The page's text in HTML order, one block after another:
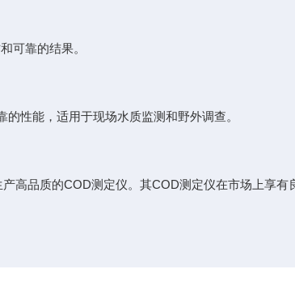
可靠的结果。
性能，适用于现场水质监测和野外调查。
高品质的COD测定仪。其COD测定仪在市场上享